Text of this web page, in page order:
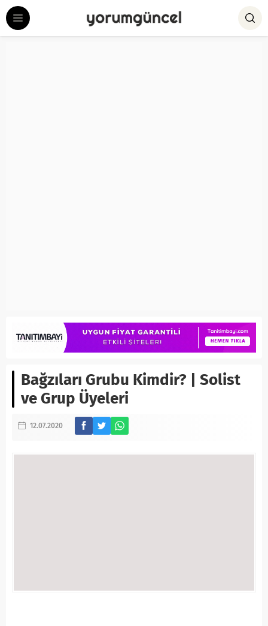
Bağzıları Grubu Kimdir? | Solist
ve Grup Üyeleri
12.07.2020